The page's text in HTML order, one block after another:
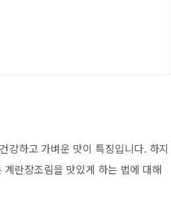
강하고 가벼운 맛이 특징입니다. 하지
란장조림을 맛있게 하는 법에 대해